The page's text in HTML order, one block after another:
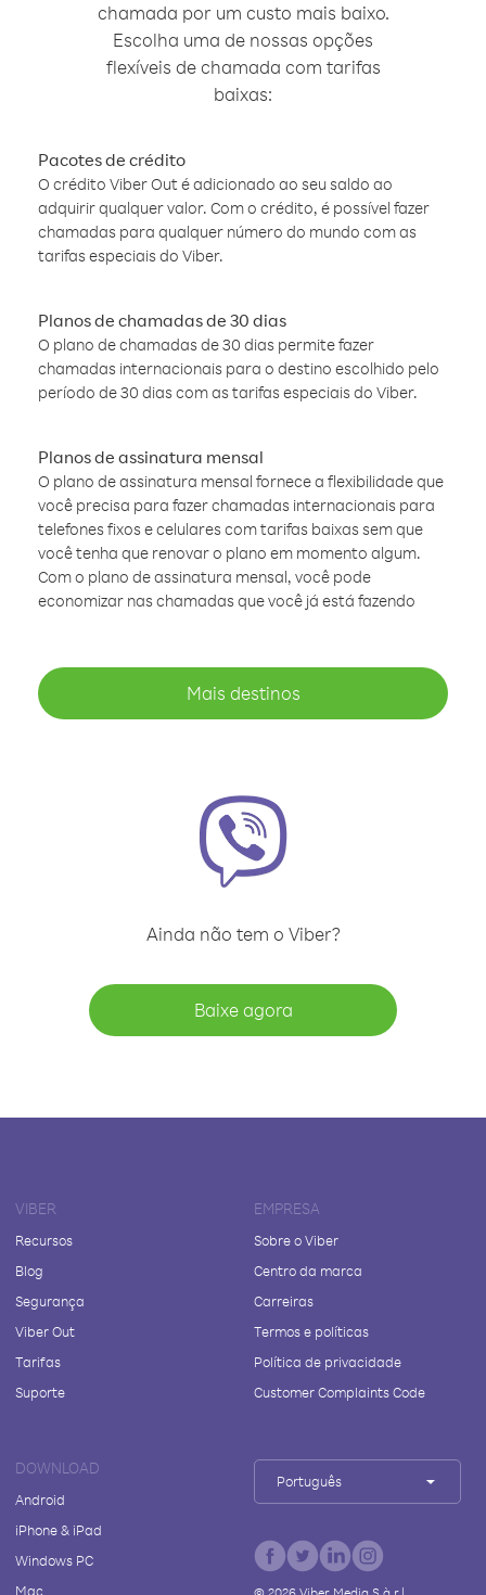
chamada por um custo mais baixo.
Escolha uma de nossas opções
flexíveis de chamada com tarifas
baixas:
Pacotes de crédito
O crédito Viber Out é adicionado ao seu saldo ao
adquirir qualquer valor. Com o crédito, é possível fazer
chamadas para qualquer número do mundo com as
tarifas especiais do Viber.
Planos de chamadas de 30 dias
O plano de chamadas de 30 dias permite fazer
chamadas internacionais para o destino escolhido pelo
período de 30 dias com as tarifas especiais do Viber.
Planos de assinatura mensal
O plano de assinatura mensal fornece a flexibilidade que
você precisa para fazer chamadas internacionais para
telefones fixos e celulares com tarifas baixas sem que
você tenha que renovar o plano em momento algum.
Com o plano de assinatura mensal, você pode
economizar nas chamadas que você já está fazendo
Mais destinos
Ainda não tem o Viber?
Baixe agora
VIBER
Recursos
Blog
Segurança
Viber Out
Tarifas
Suporte
EMPRESA
Sobre o Viber
Centro da marca
Carreiras
Termos e políticas
Política de privacidade
Customer Complaints Code
DOWNLOAD
Android
iPhone & iPad
Windows PC
Mac
Português